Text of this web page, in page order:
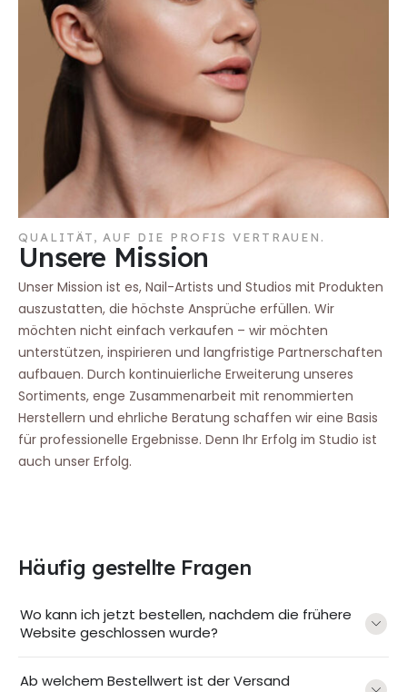
QUALITÄT, AUF DIE PROFIS VERTRAUEN.
Unsere Mission
Unser Mission ist es, Nail-Artists und Studios mit Produkten
auszustatten, die höchste Ansprüche erfüllen. Wir
möchten nicht einfach verkaufen – wir möchten
unterstützen, inspirieren und langfristige Partnerschaften
aufbauen. Durch kontinuierliche Erweiterung unseres
Sortiments, enge Zusammenarbeit mit renommierten
Herstellern und ehrliche Beratung schaffen wir eine Basis
für professionelle Ergebnisse. Denn Ihr Erfolg im Studio ist
auch unser Erfolg.
Häufig gestellte Fragen
Wo kann ich jetzt bestellen, nachdem die frühere
Website geschlossen wurde?
Ab welchem Bestellwert ist der Versand